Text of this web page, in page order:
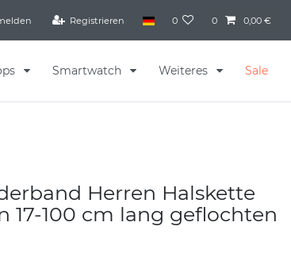
Registrieren 0 0 0,00 €
Smartwatch Weiteres Sale
Herren Halskette
17-100 cm lang geflochten